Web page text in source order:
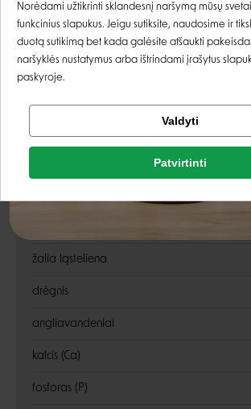
Rašyti atsiliepimą
Energetinė vertė:
Analitinės sudedamosios
žalia ląsteliena
drėgnis
angliavandeniai
kalcis (Ca)
fosforas (P)
Rašyti atsiliepimą
Registruotis
Facebook
Negalite prisijungti prie
Norėdami užtikrinti sklandesnį naršymą mūsų
funkcinius slapukus. Jeigu sutiksite, naudosime ir
duotą sutikimą bet kada galėsite atšaukti
naršyklės nustatymus arba ištrindami įrašytus
paskyroje.
Valdyti
Patvirtinti